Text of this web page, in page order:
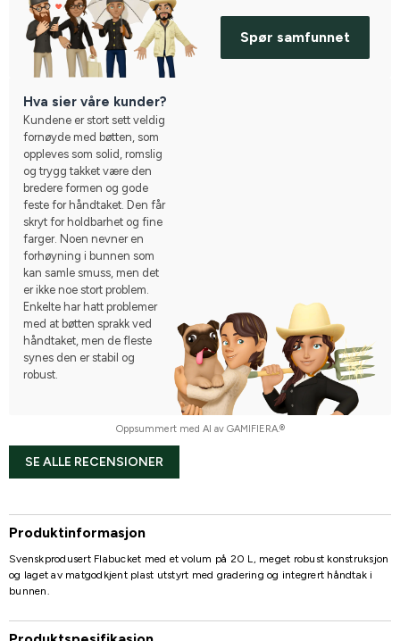
Spør samfunnet
Hva sier våre kunder?
Kundene er stort sett veldig
fornøyde med bøtten, som
oppleves som solid, romslig
og trygg takket være den
bredere formen og gode
feste for håndtaket. Den får
skryt for holdbarhet og fine
farger. Noen nevner en
forhøyning i bunnen som
kan samle smuss, men det
er ikke noe stort problem.
Enkelte har hatt problemer
med at bøtten sprakk ved
håndtaket, men de fleste
synes den er stabil og
robust.
Oppsummert med AI av GAMIFIERA.®
SE ALLE RECENSIONER
Produktinformasjon
Svenskprodusert Flabucket med et volum på 20 L, meget robust konstruksjon
og laget av matgodkjent plast utstyrt med gradering og integrert håndtak i
bunnen.